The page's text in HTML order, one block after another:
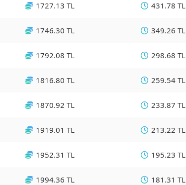
1727.13 TL 431.78 TL
1746.30 TL 349.26 TL
1792.08 TL 298.68 TL
1816.80 TL 259.54 TL
1870.92 TL 233.87 TL
1919.01 TL 213.22 TL
1952.31 TL 195.23 TL
1994.36 TL 181.31 TL